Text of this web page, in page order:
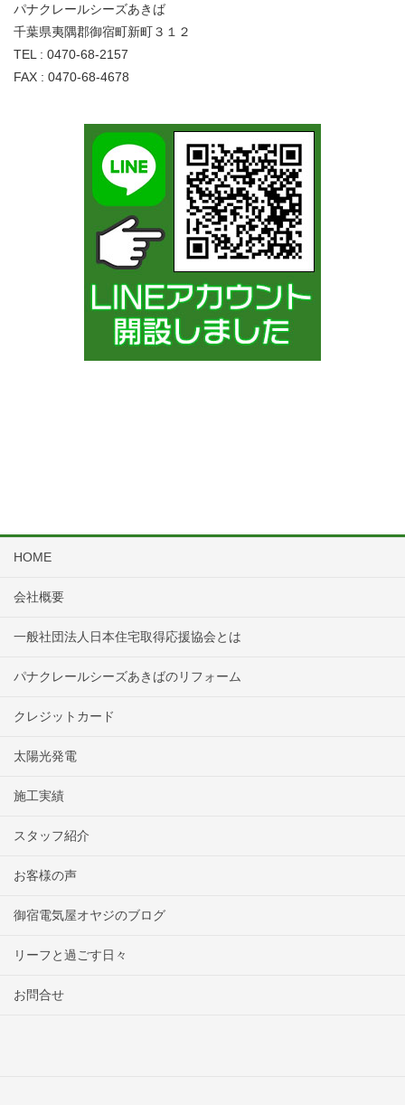
パナクレールシーズあきば
千葉県夷隅郡御宿町新町３１２
TEL : 0470-68-2157
FAX : 0470-68-4678
HOME
会社概要
一般社団法人日本住宅取得応援協会とは
パナクレールシーズあきばのリフォーム
クレジットカード
太陽光発電
施工実績
スタッフ紹介
お客様の声
御宿電気屋オヤジのブログ
リーフと過ごす日々
お問合せ